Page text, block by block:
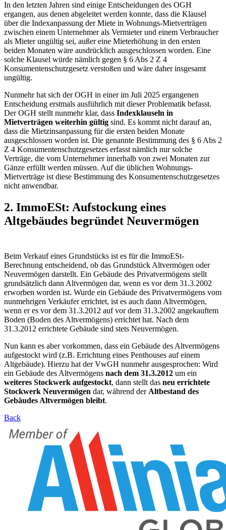
In den letzten Jahren sind einige Entscheidungen des OGH
ergangen, aus denen abgeleitet werden konnte, dass die Klausel
über die Indexanpassung der Miete in Wohnungs-Mietverträgen
zwischen einem Unternehmer als Vermieter und einem Verbraucher
als Mieter ungültig sei, außer eine Mieterhöhung in den ersten
beiden Monaten wäre ausdrücklich ausgeschlossen worden. Eine
solche Klausel würde nämlich gegen § 6 Abs 2 Z 4
Konsumentenschutzgesetz verstoßen und wäre daher insgesamt
ungültig.
Nunmehr hat sich der OGH in einer im Juli 2025 ergangenen
Entscheidung erstmals ausführlich mit dieser Problematik befasst.
Der OGH stellt nunmehr klar, dass Indexklauseln in
Mietverträgen weiterhin gültig sind. Es kommt nicht darauf an,
dass die Mietzinsanpassung für die ersten beiden Monate
ausgeschlossen worden ist. Die genannte Bestimmung des § 6 Abs 2
Z 4 Konsumentenschutzgesetzes erfasst nämlich nur solche
Verträge, die vom Unternehmer innerhalb von zwei Monaten zur
Gänze erfüllt werden müssen. Auf die üblichen Wohnungs-
Mietverträge ist diese Bestimmung des Konsumen­ten­schutzgesetzes
nicht anwendbar.
2. ImmoESt: Aufstockung eines
Altgebäudes begründet Neuvermögen
Beim Verkauf eines Grundstücks ist es für die ImmoESt-
Berechnung entscheidend, ob das Grundstück Altvermögen oder
Neuvermögen darstellt. Ein Gebäude des Privatvermögens stellt
grundsätzlich dann Altvermögen dar, wenn es vor dem 31.3.2002
erworben worden ist. Wurde ein Gebäude des Privatvermögens vom
nunmehrigen Verkäufer errichtet, ist es auch dann Altvermögen,
wenn er es vor dem 31.3.2012 auf vor dem 31.3.2002 angekauftem
Boden (Boden des Altvermögens) errichtet hat. Nach dem
31.3.2012 errichtete Gebäude sind stets Neuvermögen.
Nun kann es aber vorkommen, dass ein Gebäude des Altvermögens
aufgestockt wird (z.B. Errichtung eines Penthouses auf einem
Altgebäude). Hierzu hat der VwGH nunmehr ausgesprochen: Wird
ein Gebäude des Altvermögens nach dem 31.3.2012 um ein
weiteres Stockwerk aufgestockt, dann stellt das neu errichtete
Stockwerk Neuvermögen dar, während der Altbestand des
Gebäudes Altvermögen bleibt.
Back